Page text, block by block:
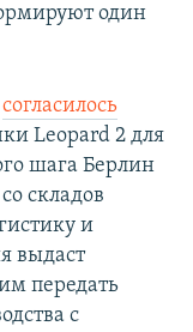
один
согласилось
Leopard 2 для
шага Берлин
складов
и
выдаст
передать
с